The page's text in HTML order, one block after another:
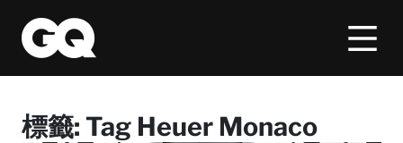
標籤: Tag Heuer Monaco